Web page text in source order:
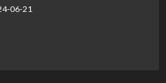
06-21